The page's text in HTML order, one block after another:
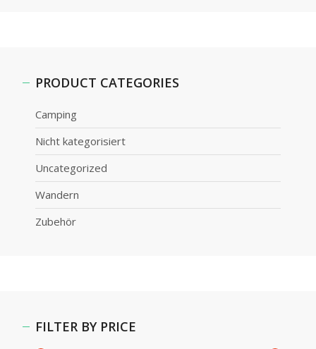
PRODUCT CATEGORIES
Camping
Nicht kategorisiert
Uncategorized
Wandern
Zubehör
FILTER BY PRICE